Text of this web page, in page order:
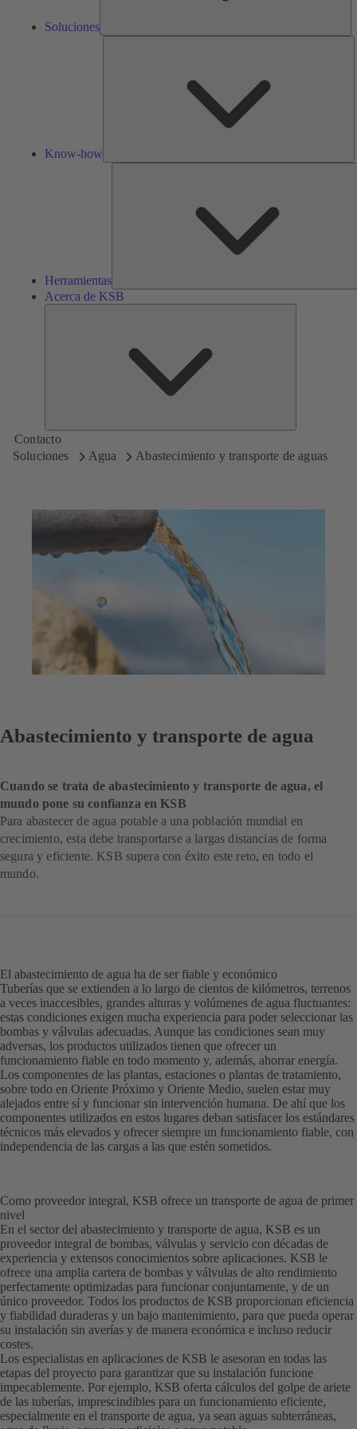
Soluciones
Know-how
Herramientas
Acerca de KSB
Contacto
Soluciones
Agua Abastecimiento y transporte de aguas
Abastecimiento y transporte de agua
Cuando se trata de abastecimiento y transporte de agua, el
mundo pone su confianza en KSB
Para abastecer de agua potable a una población mundial en
crecimiento, esta debe transportarse a largas distancias de forma
segura y eficiente. KSB supera con éxito este reto, en todo el
mundo.
El abastecimiento de agua ha de ser fiable y económico
Tuberías que se extienden a lo largo de cientos de kilómetros, terrenos
a veces inaccesibles, grandes alturas y volúmenes de agua fluctuantes:
estas condiciones exigen mucha experiencia para poder seleccionar las
bombas y válvulas adecuadas. Aunque las condiciones sean muy
adversas, los productos utilizados tienen que ofrecer un
funcionamiento fiable en todo momento y, además, ahorrar energía.
Los componentes de las plantas, estaciones o plantas de tratamiento,
sobre todo en Oriente Próximo y Oriente Medio, suelen estar muy
alejados entre sí y funcionar sin intervención humana. De ahí que los
componentes utilizados en estos lugares deban satisfacer los estándares
técnicos más elevados y ofrecer siempre un funcionamiento fiable, con
independencia de las cargas a las que estén sometidos.
Como proveedor integral, KSB ofrece un transporte de agua de primer
nivel
En el sector del abastecimiento y transporte de agua, KSB es un
proveedor integral de bombas, válvulas y servicio con décadas de
experiencia y extensos conocimientos sobre aplicaciones. KSB le
ofrece una amplia cartera de bombas y válvulas de alto rendimiento
perfectamente optimizadas para funcionar conjuntamente, y de un
único proveedor. Todos los productos de KSB proporcionan eficiencia
y fiabilidad duraderas y un bajo mantenimiento, para que pueda operar
su instalación sin averías y de manera económica e incluso reducir
costes.
Los especialistas en aplicaciones de KSB le asesoran en todas las
etapas del proyecto para garantizar que su instalación funcione
impecablemente. Por ejemplo, KSB oferta cálculos del golpe de ariete
de las tuberías, imprescindibles para un funcionamiento eficiente,
especialmente en el transporte de agua, ya sean aguas subterráneas,